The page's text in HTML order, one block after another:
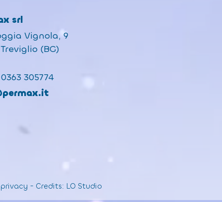
srl
Vignola, 9
(BG)
305774
- Credits: LO Studio